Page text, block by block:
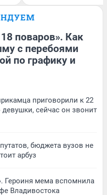
поваров». Как
с перебоями
по графику и
приговорили к 22
девушки, сейчас он звонит
бюджета вузов не
арбуз
Героиня мема вспомнила
Владивостока